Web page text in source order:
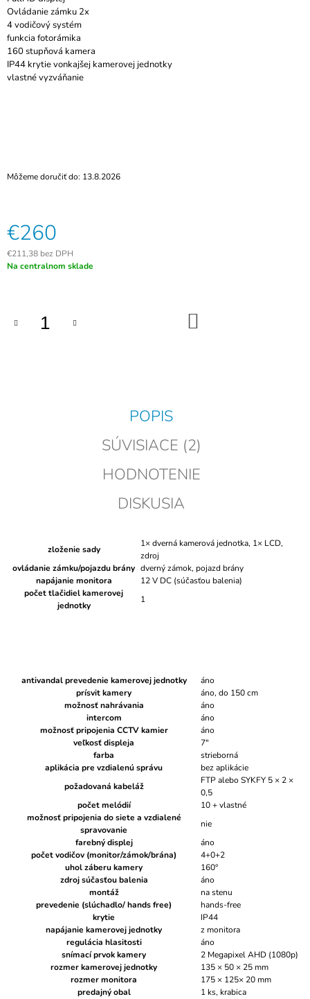
Ovládanie zámku 2x
4 vodičový systém
funkcia fotorámika
160 stupňová kamera
IP44 krytie vonkajšej kamerovej jednotky
vlastné vyzváňanie
Môžeme doručiť do: 13.8.2026
€260
€211,38 bez DPH
Jednotková
Na centralnom sklade
POPIS
SÚVISIACE (2)
HODNOTENIE
DISKUSIA
zloženie sady
1× dverná kamerová jednotka, 1× LCD,
zdroj
ovládanie zámku/pojazdu brány dverný zámok, pojazd brány
napájanie monitora
12 V DC (súčasťou balenia)
počet tlačidiel kamerovej
jednotky
1
antivandal prevedenie kamerovej jednotky
áno
prísvit kamery
áno, do 150 cm
možnosť nahrávania
áno
intercom
áno
možnosť pripojenia CCTV kamier
áno
veľkosť displeja
7"
farba
strieborná
aplikácia pre vzdialenú správu
bez aplikácie
požadovaná kabeláž
FTP alebo SYKFY 5 × 2 ×
0,5
počet melódií
10 + vlastné
možnosť pripojenia do siete a vzdialené
spravovanie
nie
farebný displej
áno
počet vodičov (monitor/zámok/brána)
4+0+2
uhol záberu kamery
160°
zdroj súčasťou balenia
áno
montáž
na stenu
prevedenie (slúchadlo/ hands free)
hands-free
krytie
IP44
napájanie kamerovej jednotky
z monitora
regulácia hlasitosti
áno
snímací prvok kamery
2 Megapixel AHD (1080p)
rozmer kamerovej jednotky
135 × 50 × 25 mm
rozmer monitora
175 × 125× 20 mm
predajný obal
1 ks, krabica
M
E
RFID
PRÍVESOK
BEETLE